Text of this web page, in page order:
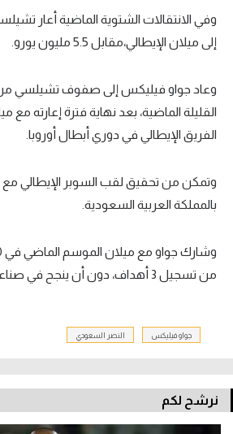
وفي الانتقالات الشتوية الماضية أعار
إلى ميلان الإيطالي،مقابل 5.5 مليون يورو.
وعاد جواو فيليكس إلى صفوف تشيلسي من
القليلة الماضية، بعد نهاية فترة إعارته
الفريق الإيطالي في دوري أبطال أوروبا.
وتمكن من تحقيق لقب السوبر الإيطالي مع
بالمملكة العربية السعودية.
من تسجيل 3 أهداف، دون أن ينجح في صناعة أي هدف.
جواو فيليكس النصر السعودي
نرشح لكم